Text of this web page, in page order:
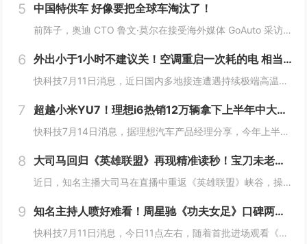
5 中国特供车 好像要把全球车淘汰了！
前阵子，奥迪 CTO 鲁文·莫尔在接受海外媒体 GoAuto 采访中说了一句： 一款车型就能满足全球需求的时代，已经过去了。中国特供车 好像要把全球车淘汰了！这句话我觉得说的很对，但不知道是他本人还是媒体的转述出了偏差，反正后面听起来就挺...
6 外出小于1小时不建议关！空调重启一次耗的电 相当于连续开30分钟
快科技7月11日消息，近日国内多地接连遭遇持续极端高温，连日炙烤的晴热天气下，空调成了绝大多数家庭消暑纳凉的刚需家电，日常使用时长被拉到全年峰值。针对不少人短时间外出就随手关掉空调的习惯，相关家电领域的专家特意给出了更合理的用能建议，如果外...
7 超越小米YU7！理想i6热销12万辆拿下上半年中大型SUV销冠
快科技7月14日消息，据理想汽车产品经理分享，今年上半年，理想i6销量已突破12万辆，成功超越小米YU7、方程豹钛7拿下中大型SUV榜冠军。作为理想推出的第三款纯电车，i6确实承担着重担，同时也不负使命，连续3个月月销破2万台，是20万几仅...
8 大司马回归《英雄联盟》再现精准读秒！宝刀未老惊到小司马
近日，知名主播大司马在直播中重返《英雄联盟》峡谷，操刀皇子进行排位对局。在比赛过程中，他再次展现了曾经让玩家津津乐道的招牌技巧——“精准读秒”，凭借经验判断在没有任何视野信息的情况下，准确预判敌方打野剑圣的位置，引发直播间热议。大司马回归《...
9 知名主持人喷好难看！周星驰《功夫女足》口碑两极分化：有人力挺 有人吐槽烂片
快科技7月11日消息，今日11点左右，随着首批进场观看《功夫女足》的观众陆续散场走出影院，对应影片评价的相关内容就立刻铺满了各大社交平台，好看、无厘头笑点密集、热血够劲儿这类正向反馈率先刷出了很高的热度。和满屏好评同步冒头的，是大量指向性极...